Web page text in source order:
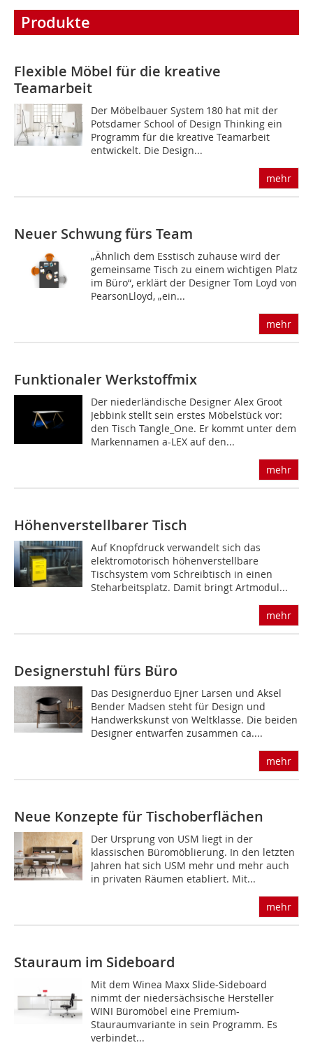
Produkte
Flexible Möbel für die kreative
Teamarbeit
Der Möbelbauer System 180 hat mit der
Potsdamer School of Design Thinking ein
Programm für die kreative Teamarbeit
entwickelt. Die Design...
mehr
Neuer Schwung fürs Team
„Ähnlich dem Esstisch zuhause wird der
gemeinsame Tisch zu einem wichtigen Platz
im Büro“, erklärt der Designer Tom Loyd von
Pearson­Lloyd, „ein...
mehr
Funktionaler Werkstoffmix
Der niederländische Designer Alex Groot
Jebbink stellt sein erstes Möbelstück vor:
den Tisch Tangle_One. Er kommt unter dem
Markennamen a-LEX auf den...
mehr
Höhenverstellbarer Tisch
Auf Knopfdruck verwandelt sich das
elektromotorisch höhenverstellbare
Tischsystem vom Schreibtisch in einen
Steharbeitsplatz. Damit bringt Artmodul...
mehr
Designerstuhl fürs Büro
Das Designerduo Ejner Larsen und Aksel
Bender Madsen steht für Design und
Handwerkskunst von Weltklasse. Die beiden
Designer entwarfen zusammen ca....
mehr
Neue Konzepte für Tischoberflächen
Der Ursprung von USM liegt in der
klassischen Büromöblierung. In den letzten
Jahren hat sich USM mehr und mehr auch
in privaten Räumen etabliert. Mit...
mehr
Stauraum im Sideboard
Mit dem Winea Maxx Slide-Sideboard
nimmt der niedersächsische Hersteller
WINI Büromöbel eine Premium-
Stauraumvariante in sein Programm. Es
verbindet...